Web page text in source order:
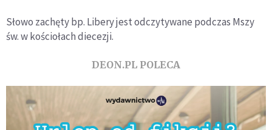
Słowo zachęty bp. Libery jest odczytywane podczas Mszy
św. w kościołach diecezji.
DEON.PL POLECA